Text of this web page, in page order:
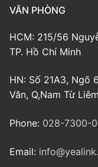
VĂN PHÒNG
HCM: 215/56
TP. Hồ Chí Minh
HN: Số 21A3, Ngõ
Văn, Q,Nam Từ
Phone: 028-7300-
Email: